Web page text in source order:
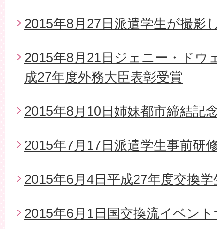
2015年8月27日派遣学生が撮影
2015年8月21日ジェニー・ドウ
成27年度外務大臣表彰受賞
2015年8月10日姉妹都市締結記
2015年7月17日派遣学生事前研
2015年6月4日平成27年度交換
2015年6月1日国交換流イベン